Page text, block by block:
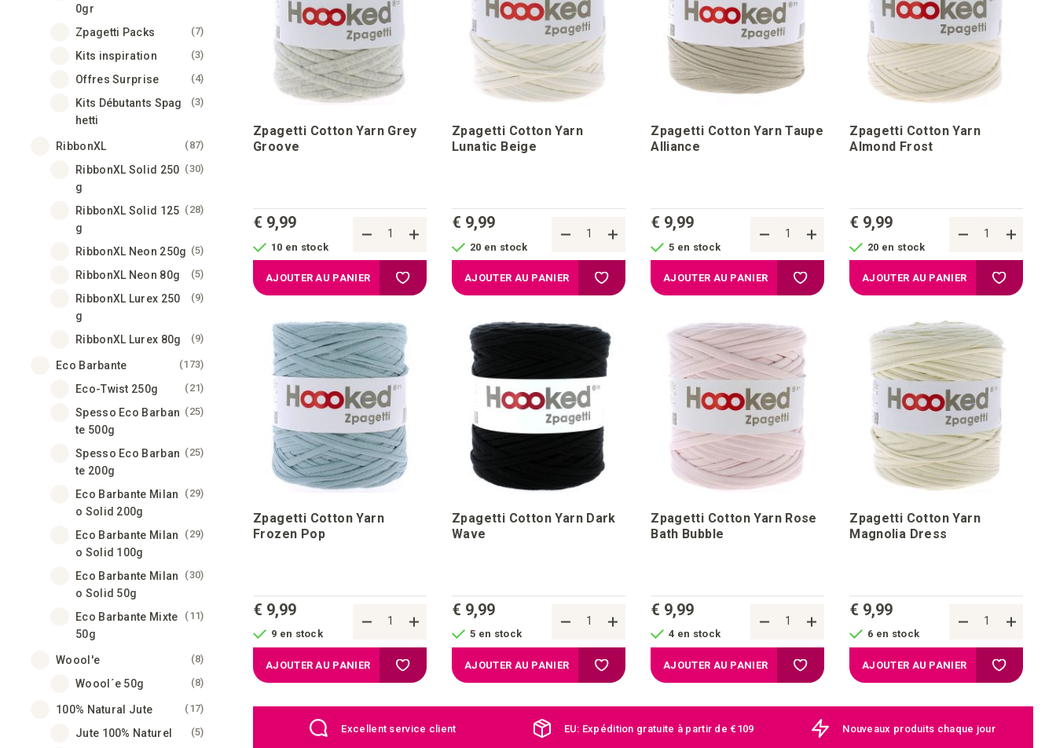
0gr
Zpagetti Packs 7articles
Kits inspiration 3articles
Offres Surprise 4articles
Kits Débutants Spag
hetti
3articles
RibbonXL 87articles
RibbonXL Solid 250
g
30articles
RibbonXL Solid 125
g
28articles
RibbonXL Neon 250g 5articles
RibbonXL Neon 80g 5articles
RibbonXL Lurex 250
g
9articles
RibbonXL Lurex 80g 9articles
Eco Barbante 173articles
Eco-Twist 250g 21articles
Spesso Eco Barban
te 500g
25articles
Spesso Eco Barban
te 200g
25articles
Eco Barbante Milan
o Solid 200g
29articles
Eco Barbante Milan
o Solid 100g
29articles
Eco Barbante Milan
o Solid 50g
30articles
Eco Barbante Mixte
50g
11articles
Woool'e 8articles
Woool´e 50g 8articles
100% Natural Jute 17articles
Jute 100% Naturel 5articles
Zpagetti Cotton Yarn Grey
Groove
€ 9,99
10 en stock
AJOUTER AU PANIER Ajouter à la liste d'achats
Zpagetti Cotton Yarn
Lunatic Beige
€ 9,99
20 en stock
AJOUTER AU PANIER Ajouter à la liste d'achats
Zpagetti Cotton Yarn Taupe
Alliance
€ 9,99
5 en stock
AJOUTER AU PANIER Ajouter à la liste d'achats
Zpagetti Cotton Yarn
Almond Frost
€ 9,99
20 en stock
AJOUTER AU PANIER Ajouter à
Zpagetti Cotton Yarn
Frozen Pop
€ 9,99
9 en stock
AJOUTER AU PANIER Ajouter à la liste d'achats
Zpagetti Cotton Yarn Dark
Wave
€ 9,99
5 en stock
AJOUTER AU PANIER Ajouter à la liste d'achats
Zpagetti Cotton Yarn Rose
Bath Bubble
€ 9,99
4 en stock
AJOUTER AU PANIER Ajouter à la liste d'achats
Zpagetti Cotton Yarn
Magnolia Dress
€ 9,99
6 en stock
AJOUTER AU PANIER Ajouter à
Excellent service client EU: Expédition gratuite à partir de €109 Nouveaux produits chaque jour